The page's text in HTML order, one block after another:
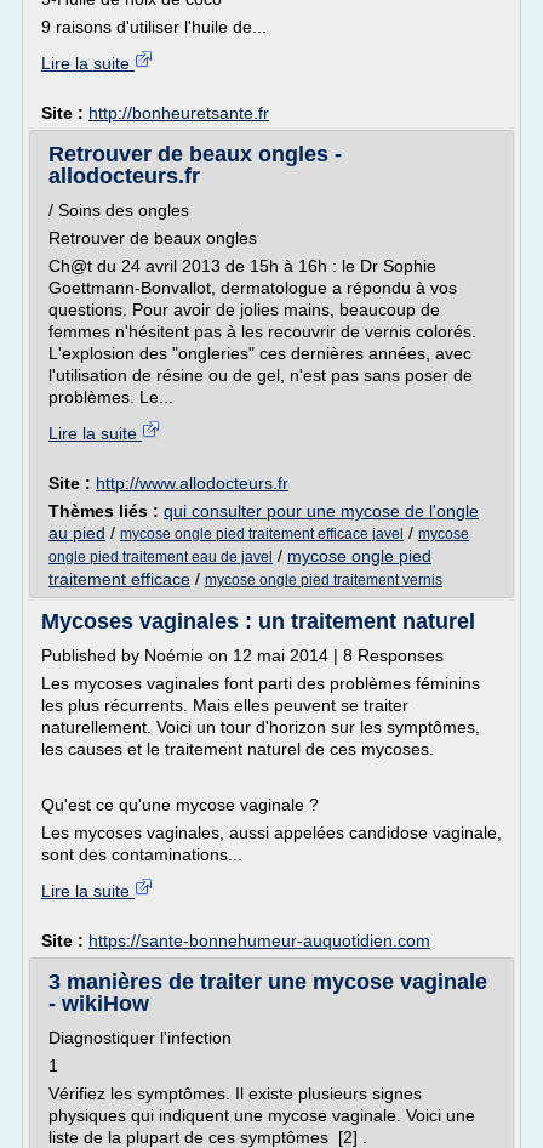
9 raisons d'utiliser l'huile de...
Lire la suite
Site : http://bonheuretsante.fr
Retrouver de beaux ongles -
allodocteurs.fr
/ Soins des ongles
Retrouver de beaux ongles
Ch@t du 24 avril 2013 de 15h à 16h : le Dr Sophie
Goettmann-Bonvallot, dermatologue a répondu à vos
questions. Pour avoir de jolies mains, beaucoup de
femmes n'hésitent pas à les recouvrir de vernis colorés.
L'explosion des "ongleries" ces dernières années, avec
l'utilisation de résine ou de gel, n'est pas sans poser de
problèmes. Le...
Lire la suite
Site : http://www.allodocteurs.fr
Thèmes liés : qui consulter pour une mycose de l'ongle
au pied / mycose ongle pied traitement efficace javel / mycose
ongle pied traitement eau de javel / mycose ongle pied
traitement efficace / mycose ongle pied traitement vernis
Mycoses vaginales : un traitement naturel
Published by Noémie on 12 mai 2014 | 8 Responses
Les mycoses vaginales font parti des problèmes féminins
les plus récurrents. Mais elles peuvent se traiter
naturellement. Voici un tour d'horizon sur les symptômes,
les causes et le traitement naturel de ces mycoses.
Qu'est ce qu'une mycose vaginale ?
Les mycoses vaginales, aussi appelées candidose vaginale,
sont des contaminations...
Lire la suite
Site : https://sante-bonnehumeur-auquotidien.com
3 manières de traiter une mycose vaginale
- wikiHow
Diagnostiquer l'infection
1
Vérifiez les symptômes. Il existe plusieurs signes
physiques qui indiquent une mycose vaginale. Voici une
liste de la plupart de ces symptômes [2] .